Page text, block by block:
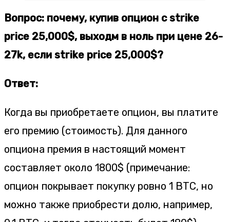
Вопрос: почему, купив опцион с strike
price 25,000$, выходм в ноль при цене 26-
27k, если strike price 25,000$?
Ответ:
Когда вы приобретаете опцион, вы платите
его премию (стоимость). Для данного
опциона премия в настоящий момент
составляет около 1800$ (примечание:
опцион покрывает покупку ровно 1 BTC, но
можно также приобрести долю, например,